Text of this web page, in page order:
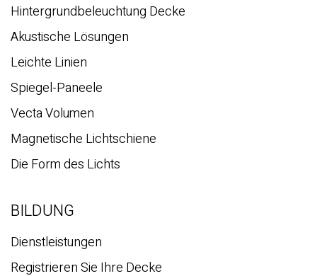
Hintergrundbeleuchtung Decke
Akustische Lösungen
Leichte Linien
Spiegel-Paneele
Vecta Volumen
Magnetische Lichtschiene
Die Form des Lichts
BILDUNG
Dienstleistungen
Registrieren Sie Ihre Decke